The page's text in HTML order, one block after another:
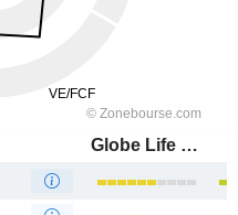
Globe Life Inc.